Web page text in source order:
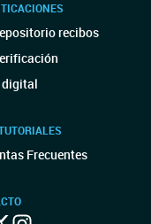
recibos
digital
Frecuentes